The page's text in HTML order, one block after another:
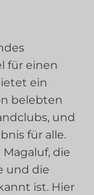
für einen
ein
belebten
und
für alle.
die
und die
ist. Hier